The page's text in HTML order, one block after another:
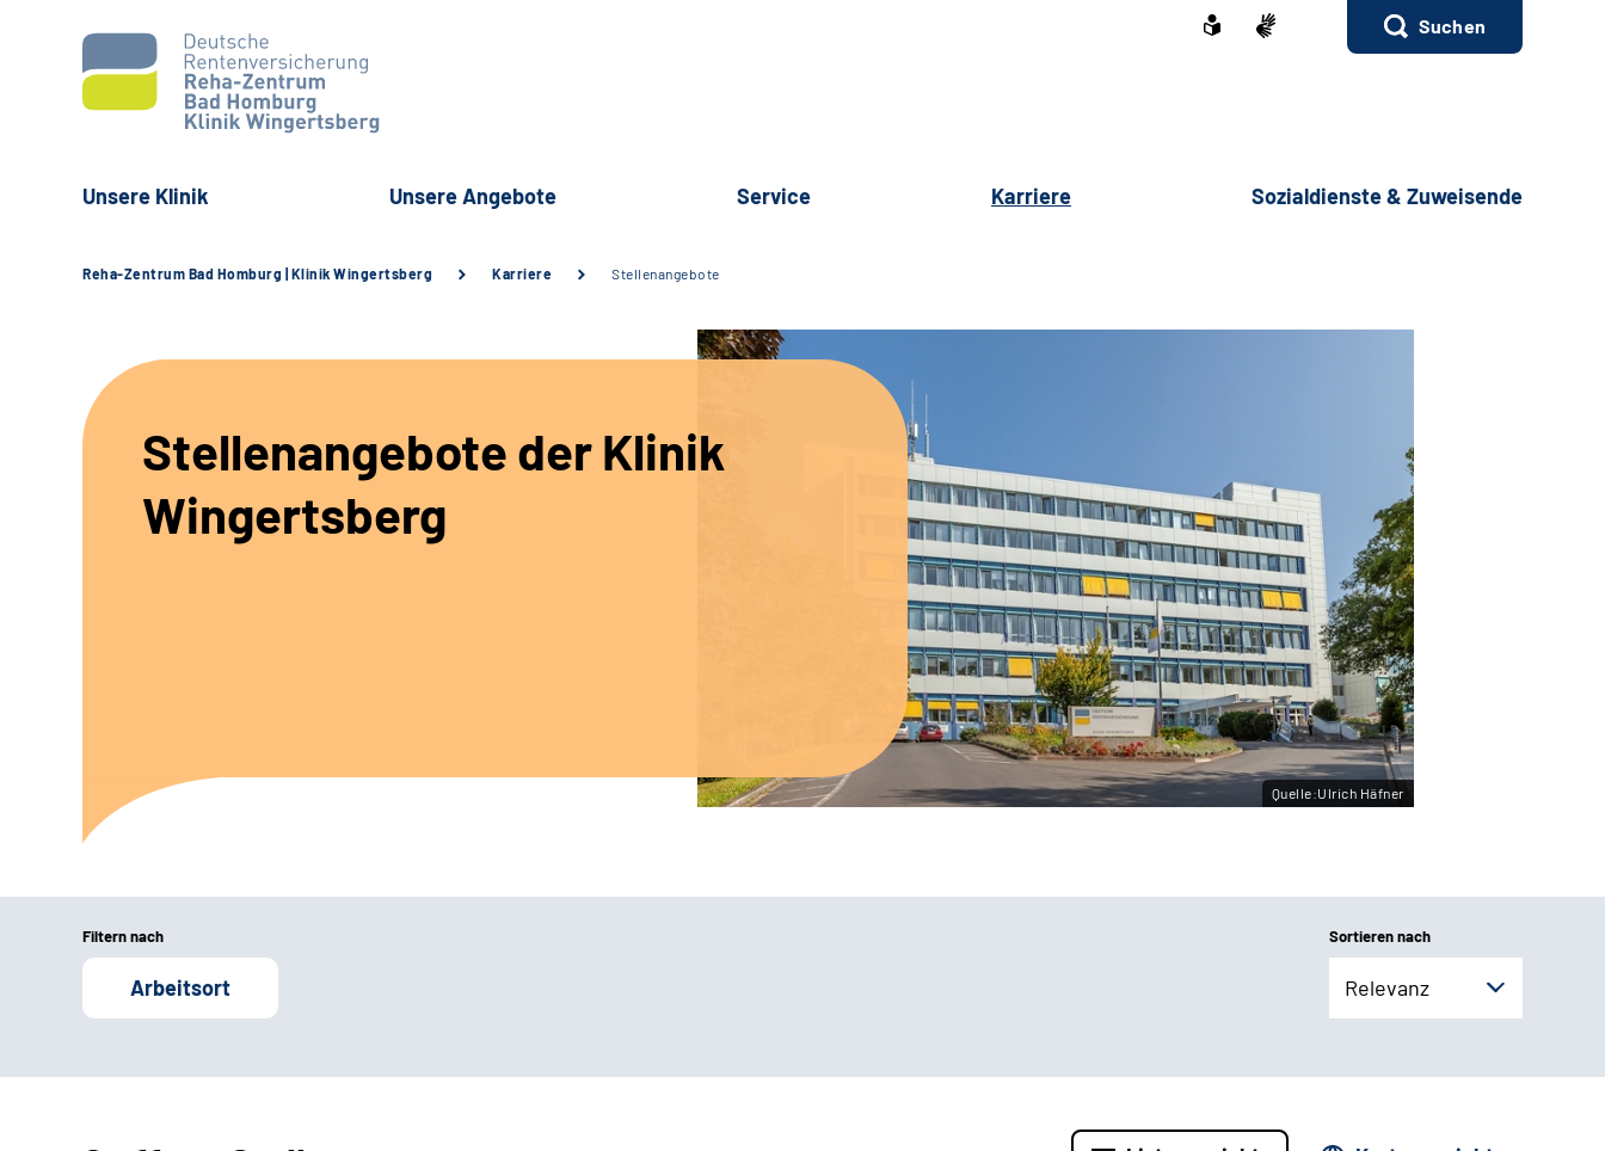
Suchen
Unsere Klinik Unsere Angebote Service Karriere Sozialdienste & Zuweisende
Reha-Zentrum Bad Homburg | Klinik Wingertsberg Karriere Stellenangebote
Stellenangebote der Klinik
Wingertsberg
Quelle:Ulrich Häfner
Filtern nach
Arbeitsort
Sortieren nach
Relevanz